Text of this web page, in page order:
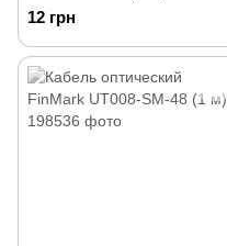
12 грн